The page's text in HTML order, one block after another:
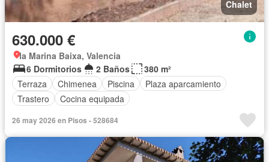
Chalet
630.000 €
la Marina Baixa, Valencia
6 Dormitorios
2 Baños
380 m²
Terraza
Chimenea Piscina
Plaza aparcamiento
Trastero
Cocina equipada
26 may 2026 en Pisos - 528684